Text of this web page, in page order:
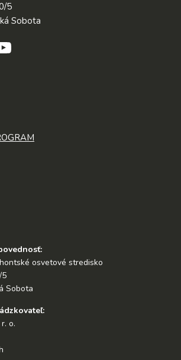
5
Sobota
osvetové stredisko
5
Sobota
o.